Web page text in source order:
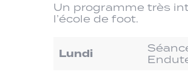
Un programme très
l’école de foot.
Lundi